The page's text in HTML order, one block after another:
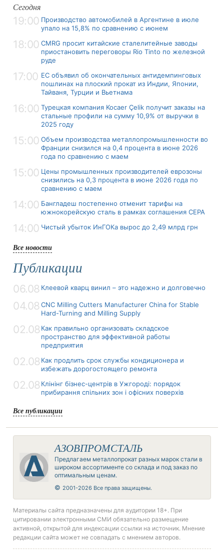
Сегодня
19:00 Производство автомобилей в Аргентине в июле
упало на 15,8% по сравнению с июнем
18:00 CMRG просит китайские сталелитейные заводы
приостановить переговоры Rio Tinto по железной
руде
17:00 ЕС объявил об окончательных антидемпинговых
пошлинах на плоский прокат из Индии, Японии,
Тайваня, Турции и Вьетнама
16:00 Турецкая компания Kocaer Çelik получит заказы на
стальные профили на сумму 10,9% от выручки в
2025 году
15:00 Объем производства металлопромышленности во
Франции снизился на 0,4 процента в июне 2026
года по сравнению с маем
15:00 Цены промышленных производителей еврозоны
снизились на 0,3 процента в июне 2026 года по
сравнению с маем
14:00 Бангладеш постепенно отменит тарифы на
южнокорейскую сталь в рамках соглашения CEPA
14:00 Чистый убыток ИнГОКа вырос до 2,49 млрд грн
Все новости
Публикации
06.08 Клеевой кварц винил – это надежно и долговечно
04.08 CNC Milling Cutters Manufacturer China for Stable
Hard-Turning and Milling Supply
02.08 Как правильно организовать складское
пространство для эффективной работы
предприятия
02.08 Как продлить срок службы кондиционера и
избежать дорогостоящего ремонта
02.08 Клінінг бізнес-центрів в Ужгороді: порядок
прибирання спільних зон і офісних поверхів
Все публикации
АЗОВПРОМСТАЛЬ
Предлагаем металлопрокат разных марок стали в
широком ассортименте со склада и под заказ по
оптимальным ценам.
© 2001-2026 Все права защищены.
Материалы сайта предназначены для аудитории 18+. При
цитировании электронными СМИ обязательно размещение
активной, открытой для индексации ссылки на источник. Мнение
редакции сайта может не совпадать с мнением авторов.